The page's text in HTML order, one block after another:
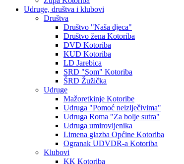
Udruge, društva i klubovi
Društva
Društvo "Naša djeca"
Društvo žena Kotoriba
DVD Kotoriba
KUD Kotoriba
LD Jarebica
SRD "Som" Kotoriba
ŠRD Žužička
Udruge
Mažoretkinje Kotoribe
Udruga "Pomoć neizlječivima"
Udruga Roma "Za bolje sutra"
Udruga umirovljenika
Limena glazba Općine Kotoriba
Ogranak UDVDR-a Kotoriba
Klubovi
KK Kotoriba